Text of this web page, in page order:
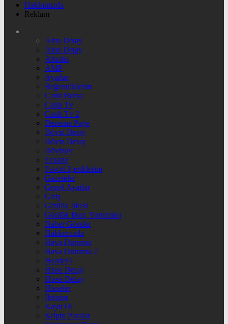
Hakkımızda
Reklam
Altın Detay
Altın Detay
Altınlar
AMP
Ayarlar
Beğendiklerim
Canlı Borsa
Canlı Tv
Canlı Tv 2
Deneme Page
Döviz Detay
Döviz Detay
Dövizler
Eczane
Favori İçeriklerim
Gazeteler
Genel Ayarlar
Giriş
Gizlilik İlkesi
Günlük Burç Yorumları
Haber Gönder
Hakkımızda
Hava Durumu
Hava Durumu 2
Header4
Hisse Detay
Hisse Detay
Hisseler
İletişim
Kayıt Ol
Kripto Paralar